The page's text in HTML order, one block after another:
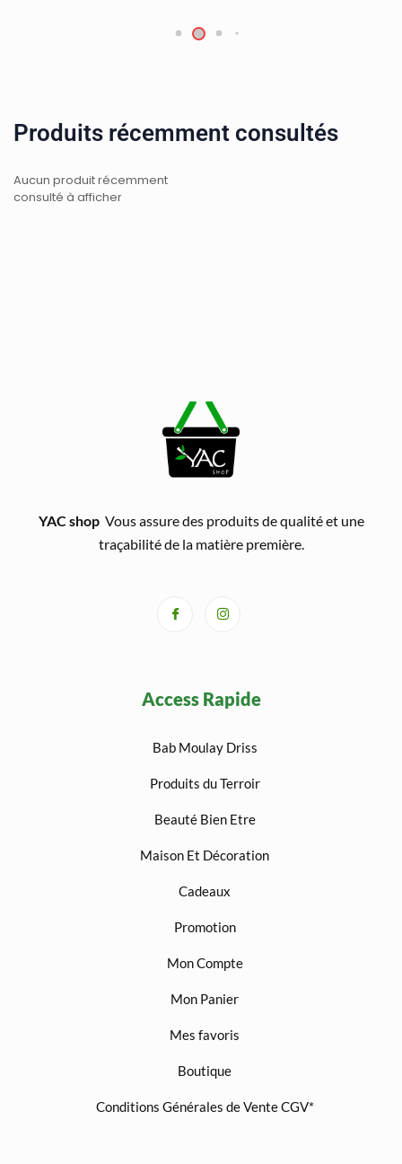
Produits récemment consultés
Aucun produit récemment
consulté à afficher
YAC shopVous assure des produits de qualité et une
traçabilité de la matière première.
Access Rapide
Bab Moulay Driss
Produits du Terroir
Beauté Bien Etre
Maison Et Décoration
Cadeaux
Promotion
Mon Compte
Mon Panier
Mes favoris
Boutique
Conditions Générales de Vente CGV*